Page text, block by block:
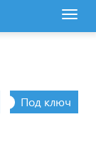
Под ключ